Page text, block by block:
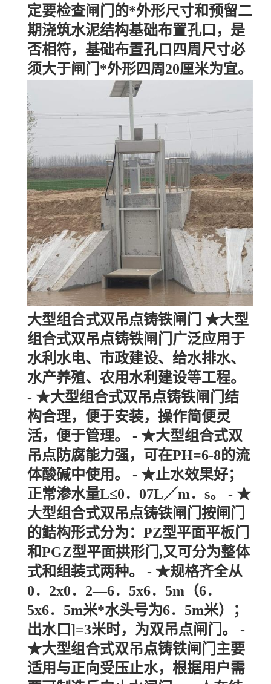
定要检查闸门的*外形尺寸和预留二
期浇筑水泥结构基础布置孔口，是
否相符，基础布置孔口四周尺寸必
须大于闸门*外形四周20厘米为宜。
大型组合式双吊点铸铁闸门 ★大型
组合式双吊点铸铁闸门广泛应用于
水利水电、市政建设、给水排水、
水产养殖、农用水利建设等工程。
- ★大型组合式双吊点铸铁闸门结
构合理，便于安装，操作简便灵
活，便于管理。 - ★大型组合式双
吊点防腐能力强，可在PH=6-8的流
体酸碱中使用。 - ★止水效果好；
正常渗水量L≤0．07L／m．s。 - ★
大型组合式双吊点铸铁闸门按闸门
的鲒构形式分为：PZ型平面平板门
和PGZ型平面拱形门,又可分为整体
式和组装式两种。 - ★规格齐全从
0．2x0．2—6．5x6．5m（6．
5x6．5m米*水头号为6．5m米）；
出水口]=3米时，为双吊点闸门。 -
★大型组合式双吊点铸铁闸门主要
适用与正向受压止水，根据用户需